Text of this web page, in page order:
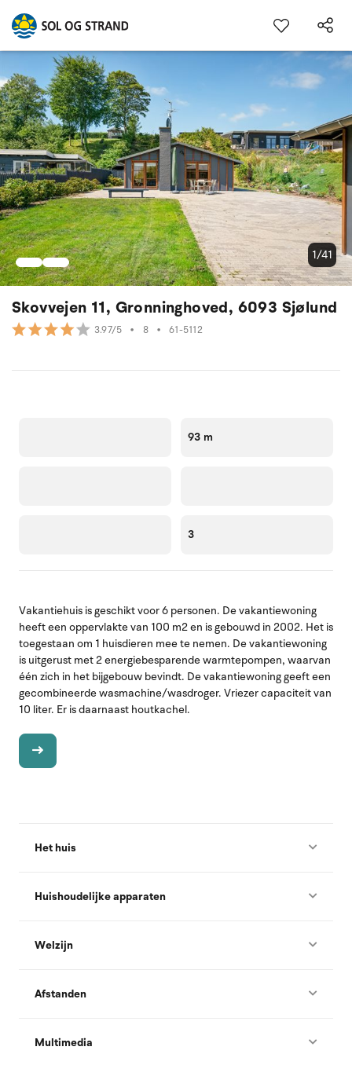
Skovvejen 11, Gronninghoved, 6093 Sjølund
3.97/5 • 8 • 61-5112
1/41
93 m
3
Vakantiehuis is geschikt voor 6 personen. De vakantiewoning
heeft een oppervlakte van 100 m2 en is gebouwd in 2002. Het is
toegestaan om 1 huisdieren mee te nemen. De vakantiewoning
is uitgerust met 2 energiebesparende warmtepompen, waarvan
één zich in het bijgebouw bevindt. De vakantiewoning geeft een
gecombineerde wasmachine/wasdroger. Vriezer capaciteit van
10 liter. Er is daarnaast houtkachel.
Het huis
Huishoudelijke apparaten
Welzijn
Afstanden
Multimedia